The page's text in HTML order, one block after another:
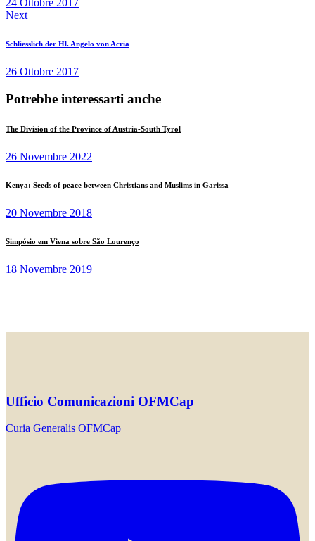
24 Ottobre 2017
Next
Schliesslich der Hl. Angelo von Acria
26 Ottobre 2017
Potrebbe interessarti anche
The Division of the Province of Austria-South Tyrol
26 Novembre 2022
Kenya: Seeds of peace between Christians and Muslims in Garissa
20 Novembre 2018
Simpósio em Viena sobre São Lourenço
18 Novembre 2019
Ufficio Comunicazioni OFMCap
Curia Generalis OFMCap